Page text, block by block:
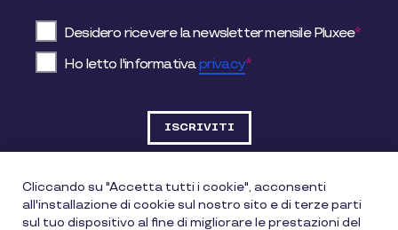
Desidero ricevere la newsletter mensile Pluxee*
Ho letto l'informativaprivacy*
DATI SOCIETARI
Cliccando su "Accetta tutti i cookie", acconsenti
all'installazione di cookie sul nostro sito e di terze parti
sul tuo dispositivo al fine di migliorare le prestazioni del